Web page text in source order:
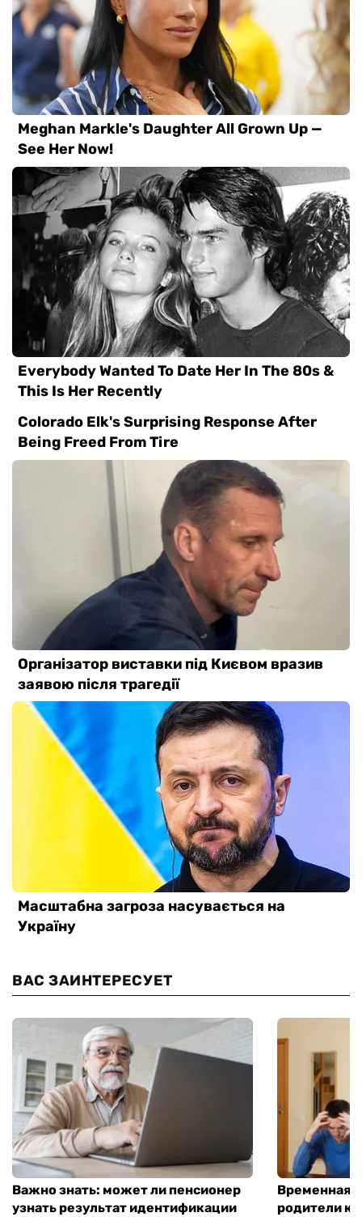
ВАС ЗАИНТЕРЕСУЕТ
Важно знать: может ли пенсионер
узнать результат идентификации
Временная
родители